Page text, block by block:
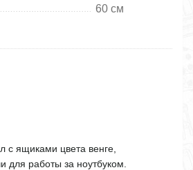
60 см
с ящиками цвета венге,
для работы за ноутбуком.